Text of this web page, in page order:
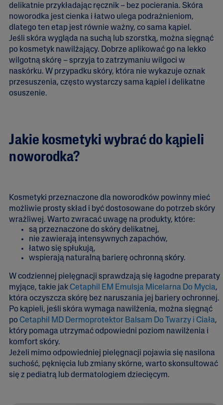
delikatnie przykładając ręcznik – bez pocierania. Skóra
noworodka jest cienka i łatwo ulega podrażnieniom,
dlatego ten etap jest równie ważny, co sama kąpiel.
Jeśli skóra wygląda na suchą lub szorstką, można sięgnąć
po kosmetyk nawilżający. Dobrze aplikować go na lekko
wilgotną skórę – sprzyja to zatrzymaniu wilgoci w
naskórku. W przypadku skóry, która nie wykazuje oznak
przesuszenia, często wystarczy sama kąpiel i delikatne
osuszenie.
Jakie kosmetyki wybrać do kąpieli
noworodka?
Kosmetyki przeznaczone dla noworodków powinny mieć
możliwie prosty skład i być dostosowane do potrzeb skóry
wrażliwej. Warto zwracać uwagę na produkty, które:
są przeznaczone do skóry delikatnej,
nie zawierają intensywnych zapachów,
łatwo się spłukują,
wspierają naturalną barierę ochronną skóry.
W codziennej pielęgnacji sprawdzają się łagodne preparaty
myjące, takie jak Cetaphil EM Emulsja Micelarna Do Mycia,
która oczyszcza skórę bez naruszania jej bariery ochronnej.
Po kąpieli, jeśli skóra wymaga nawilżenia, można sięgnąć
po Cetaphil MD Dermoprotektor Balsam Do Twarzy i Ciała,
który pomaga utrzymać odpowiedni poziom nawilżenia i
komfort skóry.
Jeżeli mimo odpowiedniej pielęgnacji pojawia się nasilona
suchość, pęknięcia lub zmiany skórne, warto skonsultować
się z pediatrą lub dermatologiem dziecięcym.